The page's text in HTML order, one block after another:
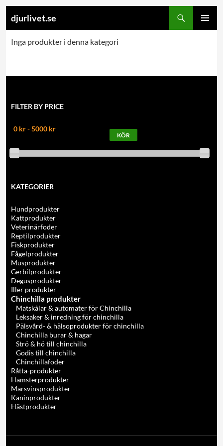
djurlivet.se
CONTENT
Inga produkter i denna kategori
FILTER BY PRICE
0 kr - 5000 kr
KATEGORIER
Hundprodukter
Kattprodukter
Veterinärfoder
Reptilprodukter
Fiskprodukter
Fågelprodukter
Musprodukter
Gerbilprodukter
Degusprodukter
Iller produkter
Chinchilla produkter
Matskålar & automater för Chinchilla
Leksaker & inredning för chinchilla
Pälsvård- & hälsoprodukter för chinchilla
Chinchilla burar & hagar
Strö & hö till chinchilla
Godis till chinchilla
Chinchillafoder
Råtta-produkter
Hamsterprodukter
Marsvinsprodukter
Kaninprodukter
Hästprodukter